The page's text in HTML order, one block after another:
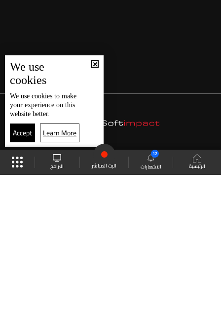
الرئيسية الاشعارات
12
البث المباشر البرامج
We use
cookies
We use cookies to make
your experience on this
website better.
Accept Learn More
موقع البرامج الجدول البث المباشر